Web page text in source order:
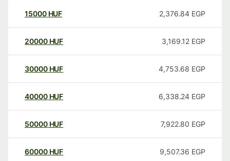
15000 HUF 2,376.84 EGP
20000 HUF 3,169.12 EGP
30000 HUF 4,753.68 EGP
40000 HUF 6,338.24 EGP
50000 HUF 7,922.80 EGP
60000 HUF 9,507.36 EGP